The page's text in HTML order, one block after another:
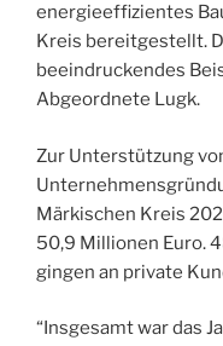
energieeffizientes
Kreis bereitgestellt.
beeindruckendes
Abgeordnete Lugk.
Zur Unterstützung
Märkischen Kreis
50,9 Millionen Euro.
gingen an private
“Insgesamt war das